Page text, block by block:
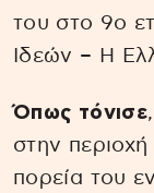
του στο 9ο
Ιδεών – Η
Όπως τόνισε
στην
πορεία του